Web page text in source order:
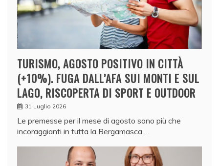
TURISMO, AGOSTO POSITIVO IN CITTÀ
(+10%). FUGA DALL’AFA SUI MONTI E SUL
LAGO, RISCOPERTA DI SPORT E OUTDOOR
31 Luglio 2026
Le premesse per il mese di agosto sono più che
incoraggianti in tutta la Bergamasca,…